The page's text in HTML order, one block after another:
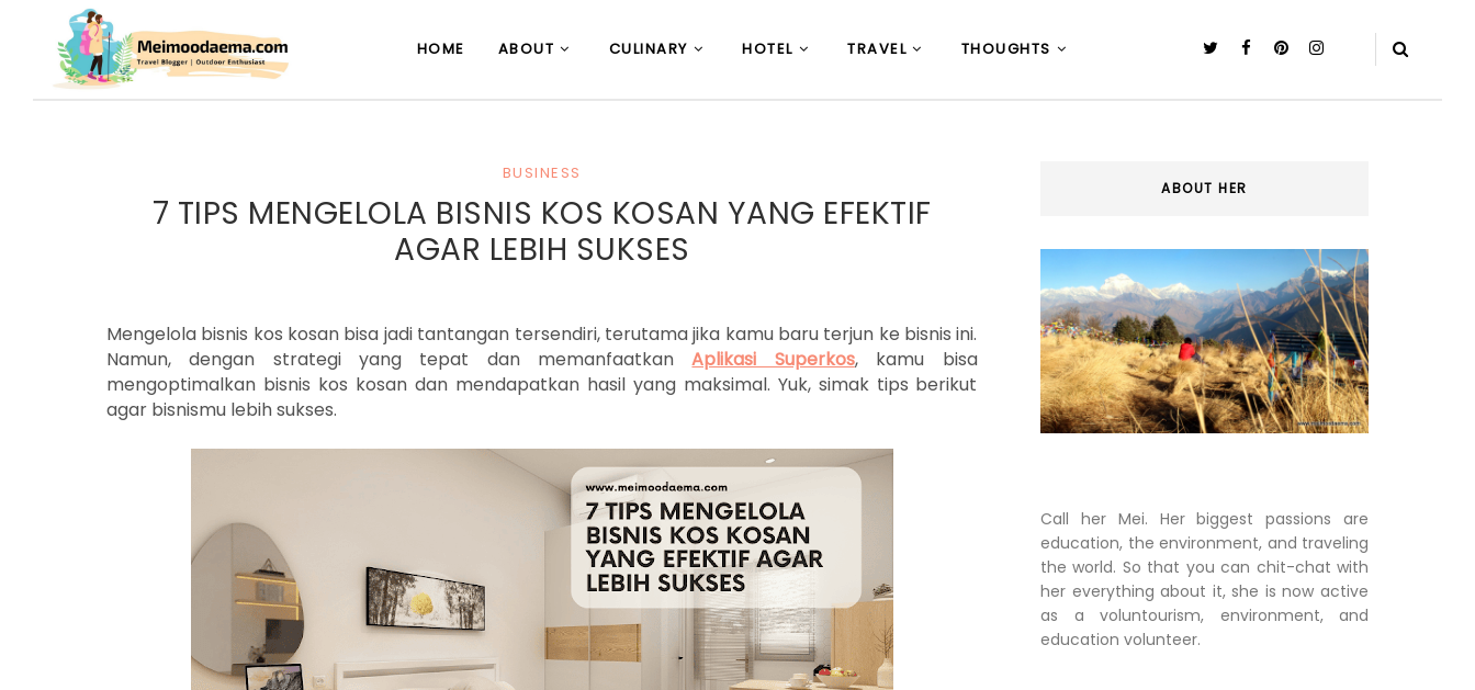
HOME ABOUT CULINARY HOTEL TRAVEL THOUGHTS
BUSINESS
7 TIPS MENGELOLA BISNIS KOS KOSAN YANG EFEKTIF
AGAR LEBIH SUKSES
Mengelola bisnis kos kosan bisa jadi tantangan tersendiri, terutama jika kamu baru terjun ke bisnis ini.
Namun, dengan strategi yang tepat dan memanfaatkanAplikasi Superkos, kamu bisa
mengoptimalkan bisnis kos kosan dan mendapatkan hasil yang maksimal. Yuk, simak tips berikut
agar bisnismu lebih sukses.
ABOUT HER
Call her Mei. Her biggest passions are
education, the environment, and traveling
the world. So that you can chit-chat with
her everything about it, she is now active
as a voluntourism, environment, and
education volunteer.